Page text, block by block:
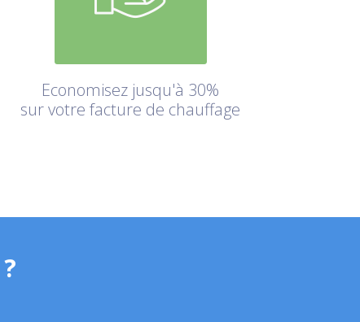
Economisez jusqu'à 30%
sur votre facture de chauffage